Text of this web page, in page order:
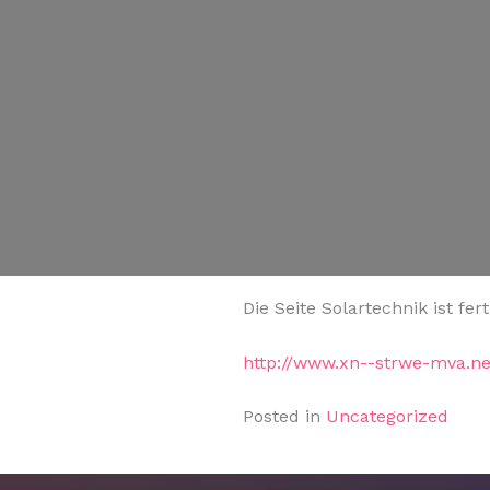
Die Seite Solartechnik ist
http://www.xn--strwe-
Posted in Uncategorized